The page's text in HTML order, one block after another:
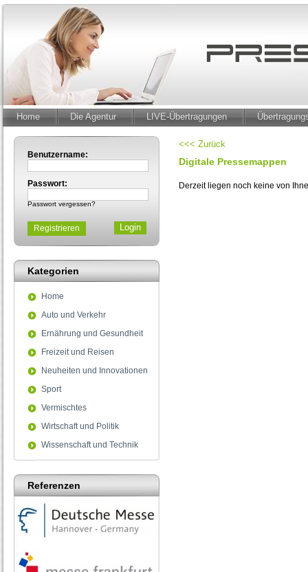
Home Die Agentur LIVE-Übertragungen
Benutzername:
Passwort:
Passwort vergessen?
Registrieren
Kategorien
Home
Auto und Verkehr
Ernährung und Gesundheit
Freizeit und Reisen
Neuheiten und Innovationen
Sport
Vermischtes
Wirtschaft und Politik
Wissenschaft und Technik
Referenzen
<<< Zurück
Digitale Pressemappen
Derzeit liegen noch keine von